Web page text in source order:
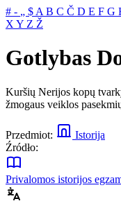
# ‐ „ $ A B C Č D E F G
X Y Z Ž
Gotlybas
Kuršių Nerijos kopų
žmogaus veiklos
Przedmiot:
Istorija
Źródło:
Privalomos istorijos